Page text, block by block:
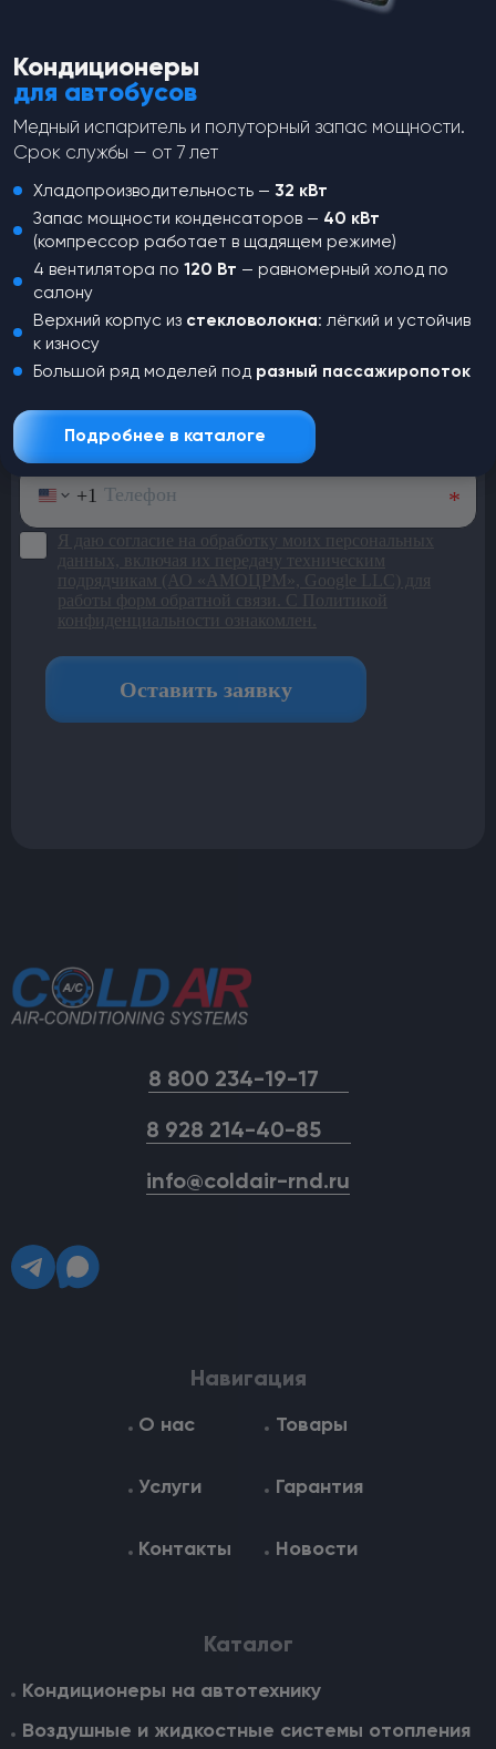
Не нашли,что искали?
свяжется с вами для консультации
8 800 234-19-17
8 928 214-40-85
info@coldair-rnd.ru
Навигация
О нас Товары
Услуги Гарантия
Контакты Новости
Каталог
Кондиционеры на автотехнику
Воздушные и жидкостные cистемы отопления
Кондиционеры
для автобусов
Медный испаритель и полуторный запас мощности.
Срок службы — от 7 лет
Хладопроизводительность — 32 кВт
Запас мощности конденсаторов — 40 кВт
(компрессор работает в щадящем режиме)
4 вентилятора по120 Вт — равномерный холод по
салону
Верхний корпус из стекловолокна: лёгкий и устойчив
к износу
Большой ряд моделей под разный пассажиропоток
Подробнее в каталоге